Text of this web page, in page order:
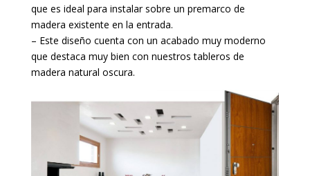
que es ideal para instalar sobre un premarco de
madera existente en la entrada.
– Este diseño cuenta con un acabado muy moderno
que destaca muy bien con nuestros tableros de
madera natural oscura.